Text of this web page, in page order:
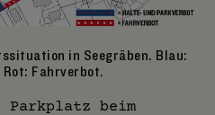
in Seegräben. Blau:
Fahrverbot.
beim